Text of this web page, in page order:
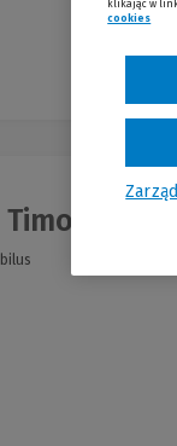
Timo gdzie
klikając w
cookies